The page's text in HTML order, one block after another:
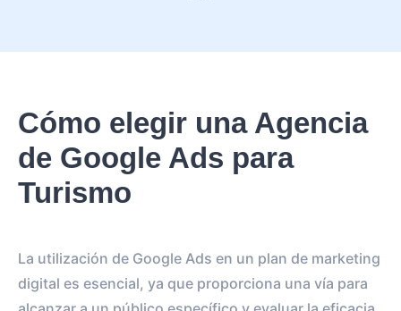
Cómo elegir una Agencia
de Google Ads para
Turismo
La utilización de Google Ads en un plan de marketing
digital es esencial, ya que proporciona una vía para